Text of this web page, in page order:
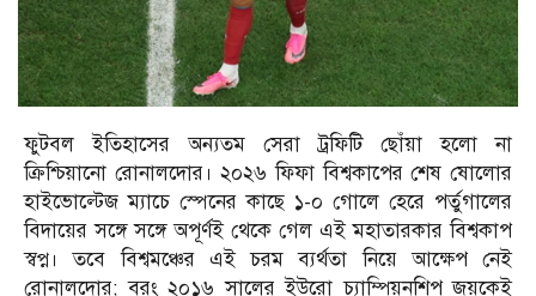
ফুটবল ইতিহাসের অন্যতম সেরা ট্রফিটি ছোঁয়া হলো না
ক্রিশ্চিয়ানো রোনালদোর। ২০২৬ ফিফা বিশ্বকাপের শেষ ষোলোর
হাইভোল্টেজ ম্যাচে স্পেনের কাছে ১-০ গোলে হেরে পর্তুগালের
বিদায়ের সঙ্গে সঙ্গে অপূর্ণই থেকে গেল এই মহাতারকার বিশ্বকাপ
স্বপ্ন। তবে বিশ্বমঞ্চের এই চরম ব্যর্থতা নিয়ে আক্ষেপ নেই
রোনালদোর; বরং ২০১৬ সালের ইউরো চ্যাম্পিয়নশিপ জয়কেই